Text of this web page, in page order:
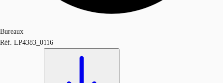
Bureaux
Réf. LP4383_0116